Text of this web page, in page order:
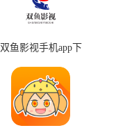
双鱼影视手机app下
载